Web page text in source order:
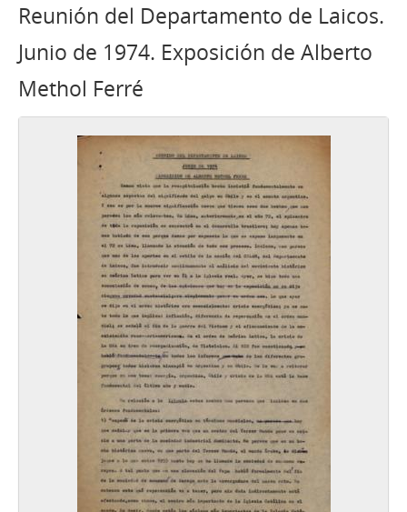
Reunión del Departamento de Laicos.
Junio de 1974. Exposición de Alberto
Methol Ferré